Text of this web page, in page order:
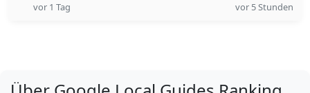
vor 1 Tag vor 5 Stunden